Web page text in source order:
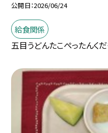
公開日 2026/06/24
給食関係
五目うどんたこぺったんく